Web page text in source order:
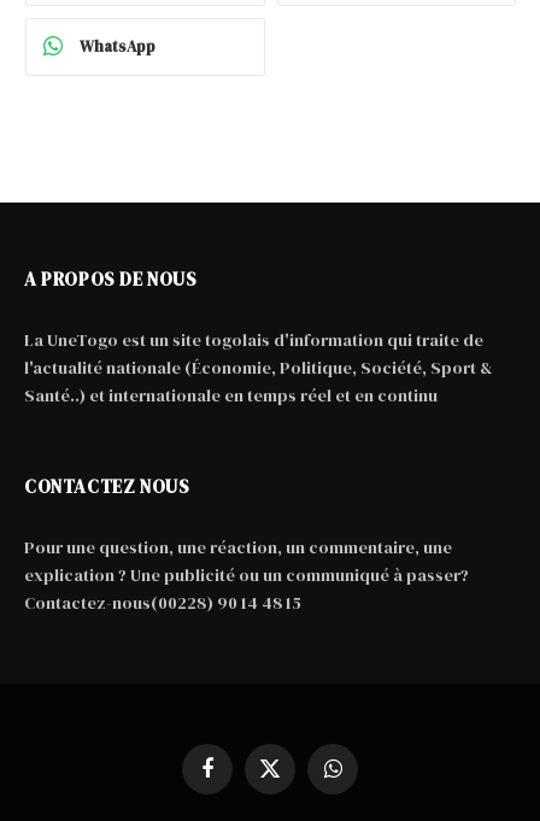
WhatsApp
A PROPOS DE NOUS
La UneTogo est un site togolais d'information qui traite de
l'actualité nationale (Économie, Politique, Société, Sport &
Santé..) et internationale en temps réel et en continu
CONTACTEZ NOUS
Pour une question, une réaction, un commentaire, une
explication ? Une publicité ou un communiqué à passer?
Contactez-nous(00228) 90 14 48 15
Facebook
X
WhatsApp